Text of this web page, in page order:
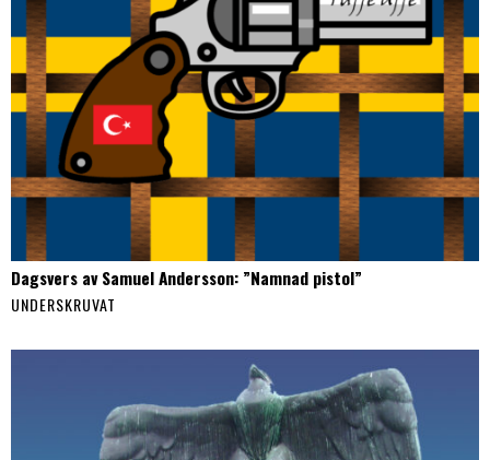
Dagsvers av Samuel Andersson: ”Namnad pistol”
UNDERSKRUVAT